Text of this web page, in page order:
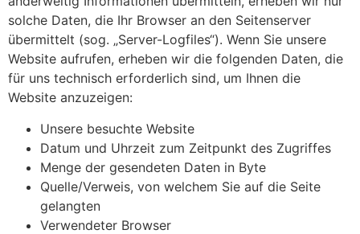
solche Daten, die Ihr Browser an den Seitenserver
übermittelt (sog. „Server-Logfiles“). Wenn Sie unsere
Website aufrufen, erheben wir die folgenden Daten, die
für uns technisch erforderlich sind, um Ihnen die
Website anzuzeigen:
Unsere besuchte Website
Datum und Uhrzeit zum Zeitpunkt des Zugriffes
Menge der gesendeten Daten in Byte
Quelle/Verweis, von welchem Sie auf die Seite
gelangten
Verwendeter Browser